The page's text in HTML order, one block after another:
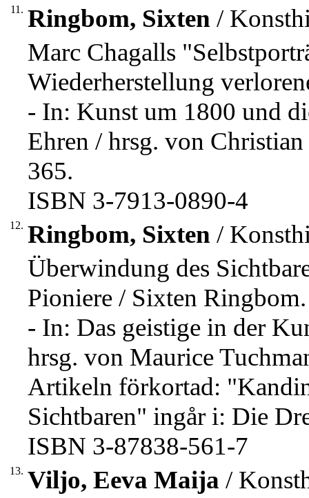
11. Ringbom, Sixten /
Marc Chagalls
Wiederherstellung
- In: Kunst um 1800 und
Ehren / hrsg. von
365.
ISBN 3-7913-0890-4
12. Ringbom, Sixten /
Überwindung des
Pioniere / Sixten Ringbom.
- In: Das geistige in der
hrsg. von Maurice
Artikeln förkortad:
Sichtbaren" ingår i: Die
ISBN 3-87838-561-7
13. Viljo, Eeva Maija /